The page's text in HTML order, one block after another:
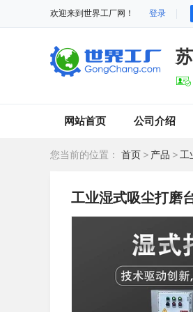
欢迎来到世界工厂网！ 登录
网站首页 公司介绍
您当前的位置： 首页 > 产品 > 工
工业湿式吸尘打磨